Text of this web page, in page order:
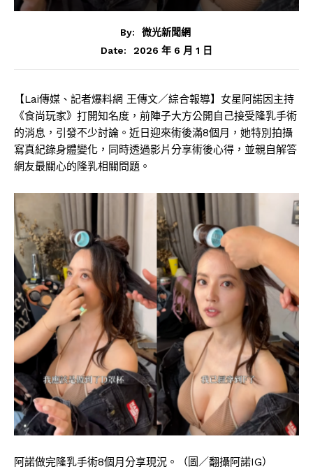
By:
微光新聞網
Date:
2026 年 6 月 1 日
【Lai傳媒、記者爆料網 王傳文／綜合報導】女星阿諾因主持
《食尚玩家》打開知名度，前陣子大方公開自己接受隆乳手術
的消息，引發不少討論。近日迎來術後滿8個月，她特別拍攝
寫真紀錄身體變化，同時透過影片分享術後心得，並親自解答
網友最關心的隆乳相關問題。
阿諾做完隆乳手術8個月分享現況。（圖／翻攝阿諾IG）